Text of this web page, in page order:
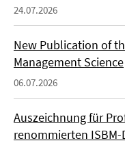
24.07.2026
New Publication of
Management Science
06.07.2026
Auszeichnung für
renommierten ISBM-